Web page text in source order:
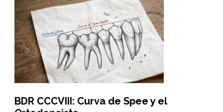
BDR CCCVIII: Curva de Spee y el